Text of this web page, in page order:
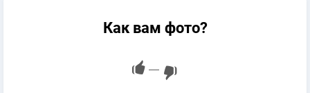
Как вам фото?
—